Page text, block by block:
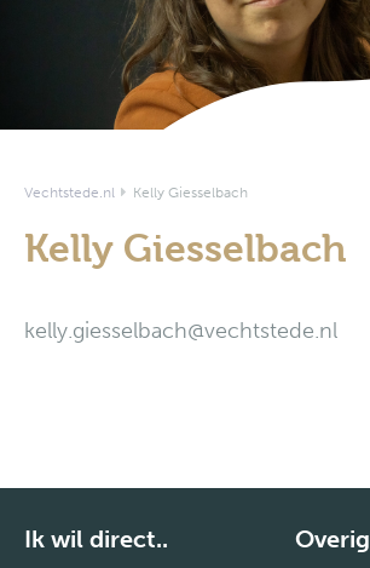
Vechtstede.nl Kelly Giesselbach
Kelly Giesselbach
kelly.giesselbach@vechtstede.nl
Ik wil direct.. Overig